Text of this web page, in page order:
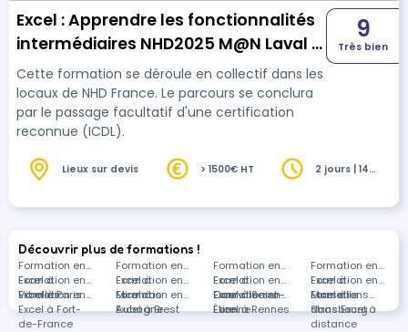
Excel : Apprendre les fonctionnalités
intermédiaires NHD2025 M@N Laval -
ICDL
Cette formation se déroule en collectif dans les
locaux de NHD France. Le parcours se conclura
par le passage facultatif d'une certification
reconnue (ICDL).
9
Très bien
Lieux sur devis > 1500€ HT
2 jours | 14
Découvrir plus de formations !
Formation en
Excel à
Vitrolles
Formation en
Excel à
Miramas
Formation en
Excel à
Courville-sur-
Eure
Formation en
Excel à
Marseille
Formation en
Excel à Paris
Formation en
Excel à
Aubagne
Formation en
Excel à Saint-
Étienne
Formation en
Excel à
Strasbourg
Formation en
Excel à Fort-
de-France
Formation en
Excel à Brest
Formation en
Excel à Rennes
Formations
dans Excel à
distance